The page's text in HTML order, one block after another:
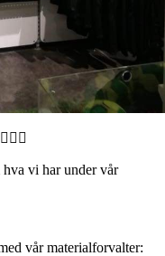
vi har under vår
vår materialforvalter: